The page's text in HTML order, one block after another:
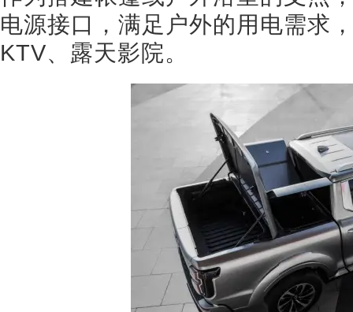
电源接口，满足户外的用电需求
KTV、露天影院。